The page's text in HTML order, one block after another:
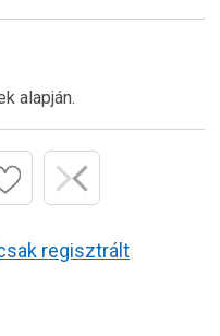
alapján.
regisztrált